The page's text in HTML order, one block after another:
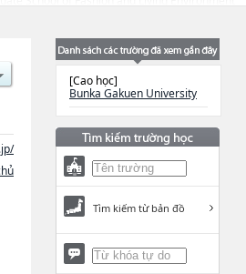
[Cao học]
Bunka Gakuen University
Tìm kiếm từ bản đồ